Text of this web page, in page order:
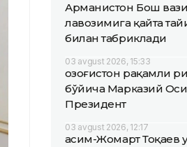
Арманистон Бош
лавозимига қайта
билан табриклади
03 avgust 2026, 15:33
Қозоғистон рақамли
бўйича Марказий
Президент
03 avgust 2026, 12:17
Қасим-Жомарт Тоқаев